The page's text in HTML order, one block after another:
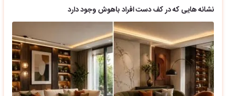
نشانه هایی که در کف دست افراد باهوش وجود دارد